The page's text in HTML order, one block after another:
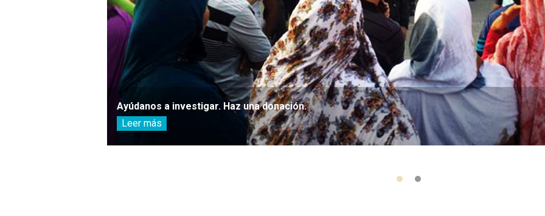
Ayúdanos a investigar. Haz una donación.
Leer más